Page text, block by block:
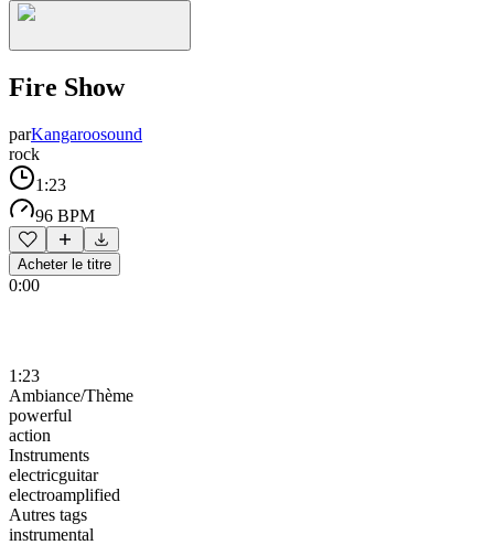
Fire Show
parKangaroosound
rock
1:23
96 BPM
Acheter le titre
0:00
1:23
Ambiance/Thème
powerful
action
Instruments
electricguitar
electroamplified
Autres tags
instrumental